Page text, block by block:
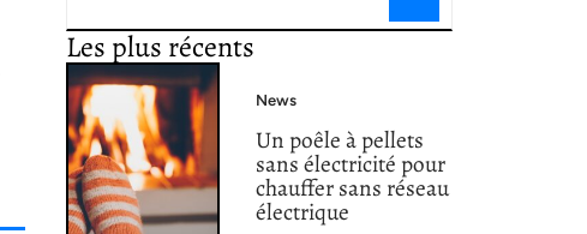
Les plus récents
News
Un poêle à pellets
sans électricité pour
chauffer sans réseau
électrique